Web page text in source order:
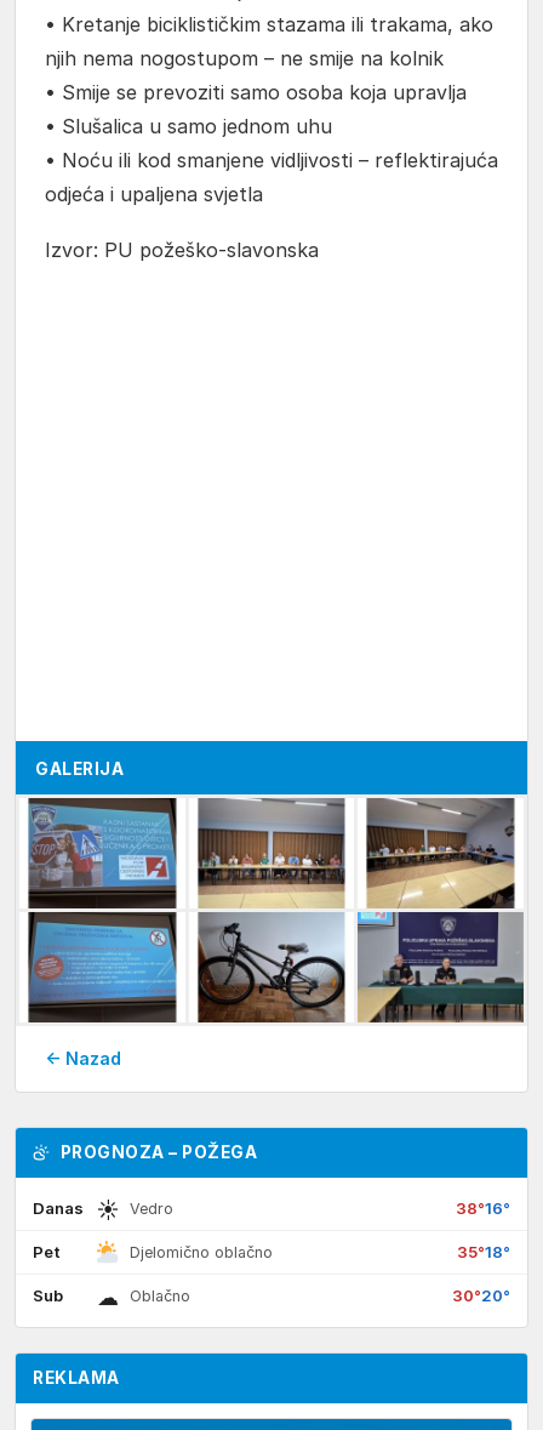
• Kretanje biciklističkim stazama ili trakama, ako
njih nema nogostupom – ne smije na kolnik
• Smije se prevoziti samo osoba koja upravlja
• Slušalica u samo jednom uhu
• Noću ili kod smanjene vidljivosti – reflektirajuća
odjeća i upaljena svjetla
Izvor: PU požeško-slavonska
GALERIJA
← Nazad
PROGNOZA – POŽEGA
Danas ☀ Vedro 38°16°
Pet Djelomično oblačno 35°18°
Sub ☁ Oblačno 30°20°
REKLAMA